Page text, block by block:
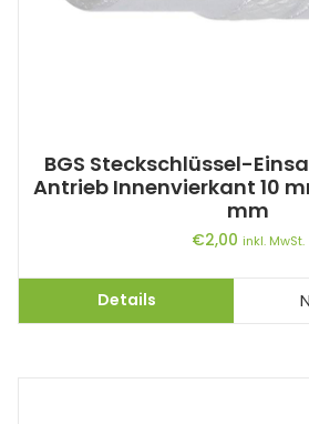
BGS Steckschlüssel-
Antrieb Innenvierkant 10
mm
€2,00 inkl. MwSt.
Details